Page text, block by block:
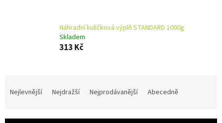
Náhradní kuličková výplň STANDARD 1000g
Skladem
313 Kč
Nejlevnější Nejdražší Nejprodávanější Abecedně